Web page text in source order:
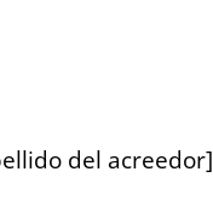
del acreedor]